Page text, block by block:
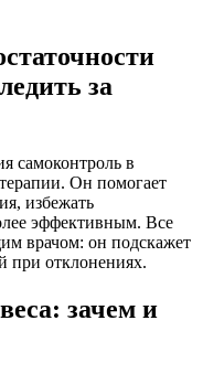
за
самоконтроль в
Он помогает
избежать
эффективным. Все
врачом: он подскажет
при отклонениях.
зачем и